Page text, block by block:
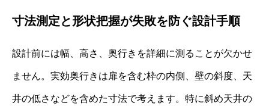
寸法測定と形状把握が失敗を防ぐ設計手順
設計前には幅、高さ、奥行きを詳細に測ることが欠かせ
ません。実効奥行きは扉を含む枠の内側、壁の斜度、天
井の低さなどを含めた寸法で考えます。特に斜め天井の